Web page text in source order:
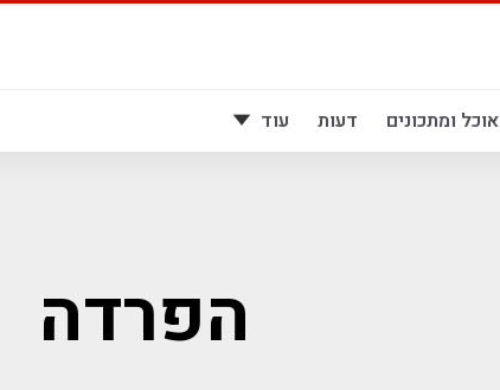
אוכל ומתכונים דעות עוד
הפרדה